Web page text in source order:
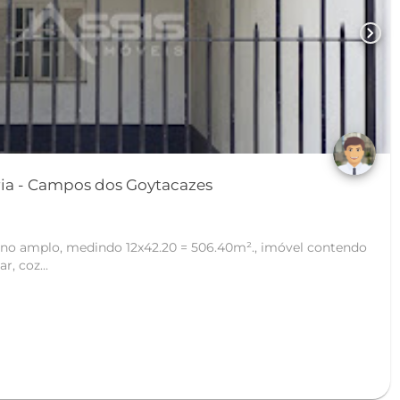
chevron_right
Casa no Parque Pecuária - Campos dos Goytacazes
amplo, medindo 12x42.20 = 506.40m²., imóvel contendo
coz...